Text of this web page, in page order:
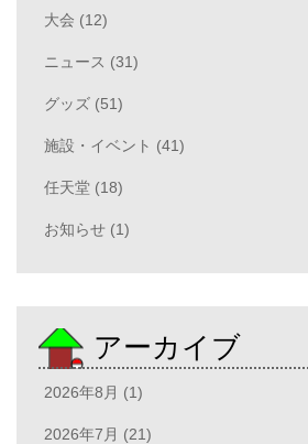
大会 (12)
ニュース (31)
グッズ (51)
施設・イベント (41)
任天堂 (18)
お知らせ (1)
アーカイブ
2026年8月 (1)
2026年7月 (21)